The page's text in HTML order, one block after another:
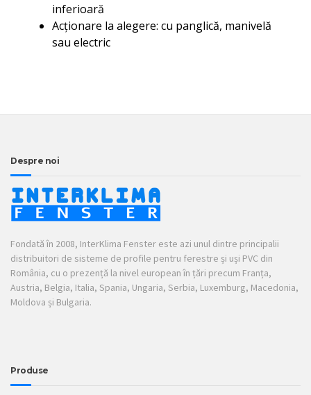
inferioară
Acţionare la alegere: cu panglică, manivelă
sau electric
Despre noi
Fondată în 2008, InterKlima Fenster este azi unul dintre principalii
distribuitori de sisteme de profile pentru ferestre și uși PVC din
România, cu o prezență la nivel european în țări precum Franța,
Austria, Belgia, Italia, Spania, Ungaria, Serbia, Luxemburg, Macedonia,
Moldova și Bulgaria.
Produse